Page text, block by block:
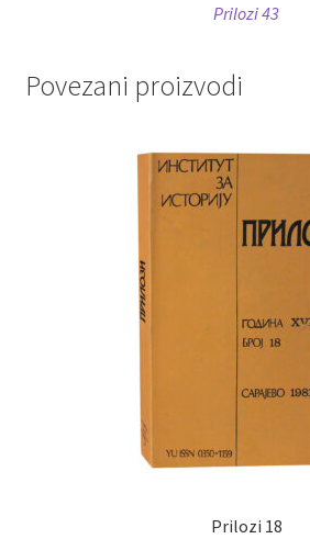
Prilozi 43
Povezani proizvodi
Prilozi 18